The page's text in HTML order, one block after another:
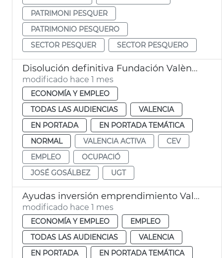
PATRIMONI PESQUER
PATRIMONIO PESQUERO
SECTOR PESQUER
SECTOR PESQUERO
Disolución definitiva Fundación València Activa
modificado hace 1 mes
ECONOMÍA Y EMPLEO
TODAS LAS AUDIENCIAS
VALENCIA
EN PORTADA
EN PORTADA TEMÁTICA
NORMAL
VALENCIA ACTIVA
CEV
EMPLEO
OCUPACIÓ
JOSÉ GOSÁLBEZ
UGT
Ayudas inversión emprendimiento València
modificado hace 1 mes
ECONOMÍA Y EMPLEO
EMPLEO
TODAS LAS AUDIENCIAS
VALENCIA
EN PORTADA
EN PORTADA TEMÁTICA